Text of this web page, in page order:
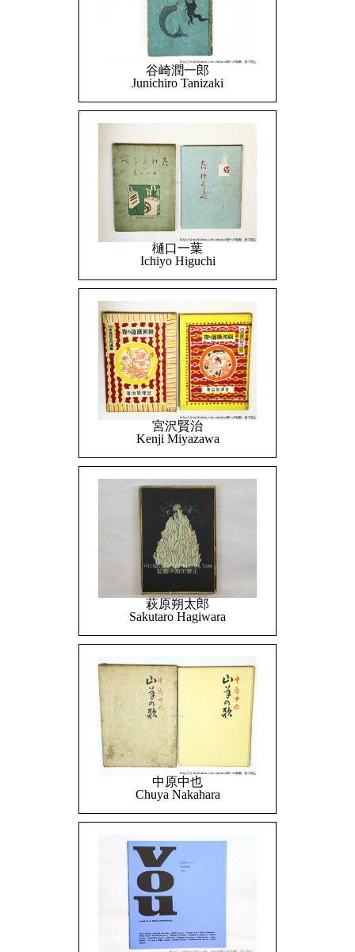
谷崎潤一郎
Junichiro Tanizaki
樋口一葉
Ichiyo Higuchi
宮沢賢治
Kenji Miyazawa
萩原朔太郎
Sakutaro Hagiwara
中原中也
Chuya Nakahara